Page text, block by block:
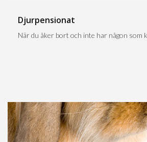
Djurpensionat
När du åker bort och inte har någon som